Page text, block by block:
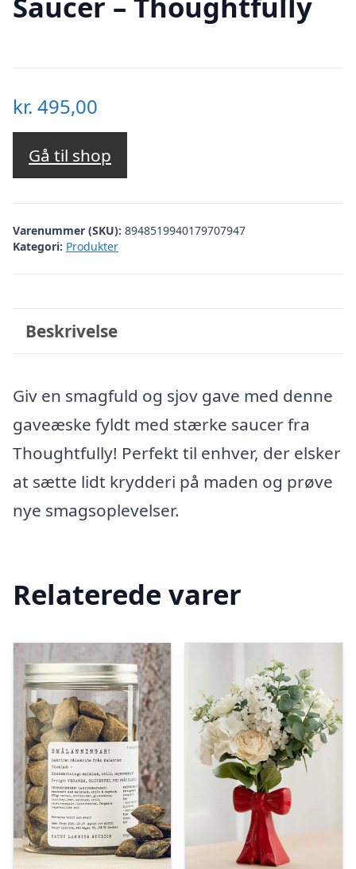
kr. 495,00
Gå til shop
Varenummer (SKU): 8948519940179707947
Kategori: Produkter
Beskrivelse
Giv en smagfuld og sjov gave med denne
gaveæske fyldt med stærke saucer fra
Thoughtfully! Perfekt til enhver, der elsker
at sætte lidt krydderi på maden og prøve
nye smagsoplevelser.
Relaterede varer